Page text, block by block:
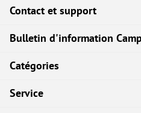
Contact et support
Bulletin d'information
Catégories
Service